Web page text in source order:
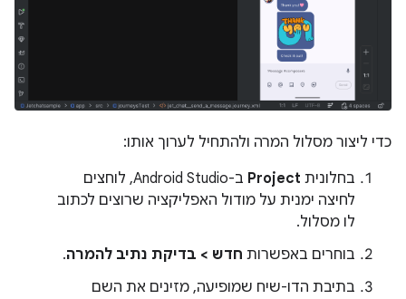
כדי ליצור מסלול המרה ולהתחיל לערוך אותו:
בחלונית Project
ב-Android Studio, לוחצים
לחיצה ימנית על מודול האפליקציה שרוצים לכתוב
לו מסלול.
בוחרים באפשרות חדש > בדיקת נתיב להמרה.
בתיבת הדו-שיח שמופיעה, מזינים את השם